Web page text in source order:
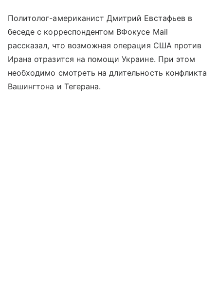
Политолог-американист Дмитрий Евстафьев в
беседе с корреспондентом ВФокусе Mail
рассказал, что возможная операция США против
Ирана отразится на помощи Украине. При этом
необходимо смотреть на длительность конфликта
Вашингтона и Тегерана.